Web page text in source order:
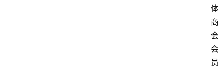
体
商
会
会
员